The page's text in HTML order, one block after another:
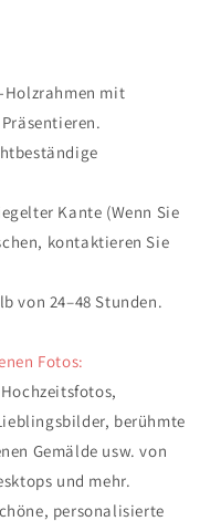
Holzrahmen mit
Kante (Wenn Sie
kontaktieren Sie
von 24–48 Stunden.
Fotos:
berühmte
Gemälde usw. von
und mehr.
personalisierte